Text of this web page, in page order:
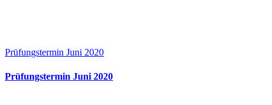
Prüfungstermin Juni 2020
Prüfungstermin Juni 2020